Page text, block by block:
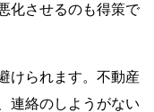
化させるのも得策で
けられます。不動産
連絡のしようがない